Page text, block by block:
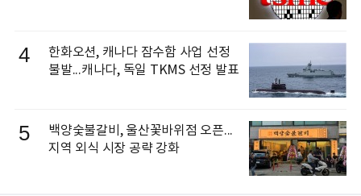
4
한화오션, 캐나다 잠수함 사업 선정
불발...캐나다, 독일 TKMS 선정 발표
5
백양숯불갈비, 울산꽃바위점 오픈...
지역 외식 시장 공략 강화